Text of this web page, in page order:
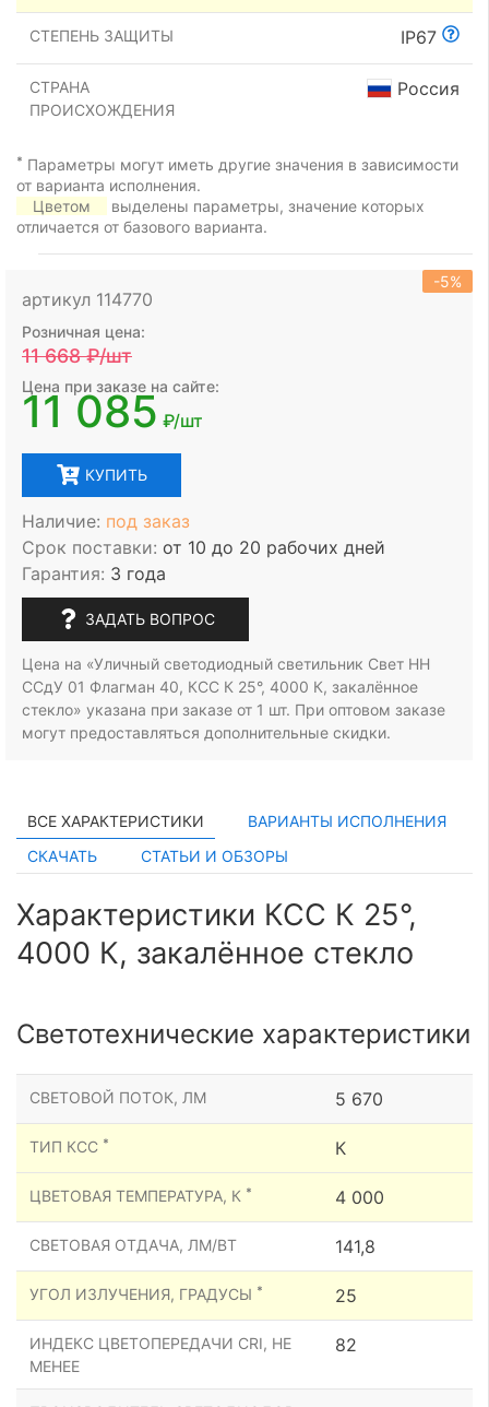
СТЕПЕНЬ ЗАЩИТЫ IP67
СТРАНА
ПРОИСХОЖДЕНИЯ
Россия
* Параметры могут иметь другие значения в зависимости
от варианта исполнения.
Цветом
выделены параметры, значение которых
отличается от базового варианта.
артикул 114770
-5%
Розничная цена:
11 668₽/шт
Цена при заказе на сайте:
11 085 ₽/шт
КУПИТЬ
Наличие: под заказ
Срок поставки: от 10 до 20 рабочих дней
Гарантия: 3 года
ЗАДАТЬ ВОПРОС
Цена на «Уличный светодиодный светильник Свет НН
ССдУ 01 Флагман 40, КСС К 25°, 4000 К, закалённое
стекло» указана при заказе от 1 шт. При оптовом заказе
могут предоставляться дополнительные скидки.
ВСЕ ХАРАКТЕРИСТИКИ
ВАРИАНТЫ ИСПОЛНЕНИЯ
СКАЧАТЬ
СТАТЬИ И ОБЗОРЫ
Характеристики КСС К 25°,
4000 К, закалённое стекло
Светотехнические характеристики
СВЕТОВОЙ ПОТОК, ЛМ 5 670
ТИП КСС * К
ЦВЕТОВАЯ ТЕМПЕРАТУРА, К * 4 000
СВЕТОВАЯ ОТДАЧА, ЛМ/ВТ 141,8
УГОЛ ИЗЛУЧЕНИЯ, ГРАДУСЫ * 25
ИНДЕКС ЦВЕТОПЕРЕДАЧИ CRI, НЕ
МЕНЕЕ
82